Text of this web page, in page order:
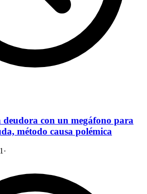
con un megáfono para
método causa polémica
·